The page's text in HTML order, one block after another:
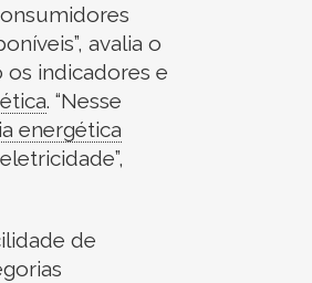
avalia o
os indicadores e
. “Nesse
energética
de